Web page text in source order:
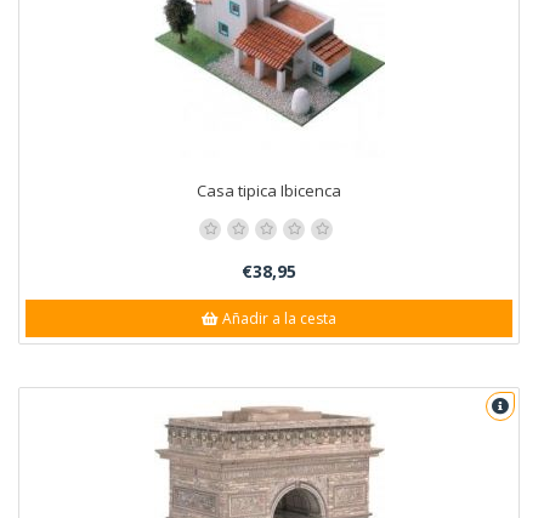
Casa tipica Ibicenca
€38,95
Añadir a la cesta